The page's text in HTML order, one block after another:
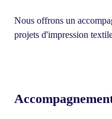
Nous offrons un
projets d'impression